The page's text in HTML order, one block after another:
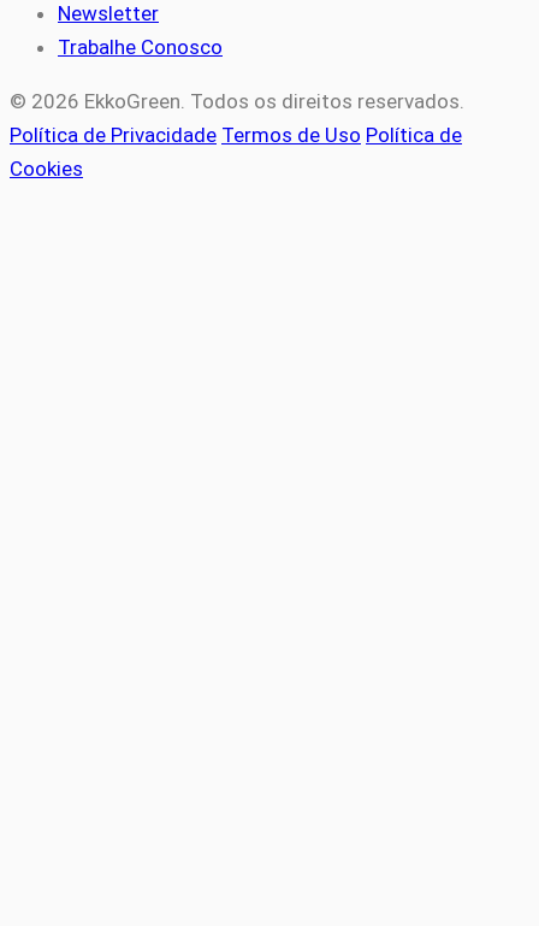
Newsletter
Trabalhe Conosco
© 2026 EkkoGreen. Todos os direitos reservados.
Política de Privacidade Termos de Uso Política de
Cookies